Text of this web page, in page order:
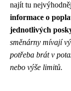
najít tu
informace o
jednotlivých
směnárny mívají
potřeba brát v
nebo výše limitů.